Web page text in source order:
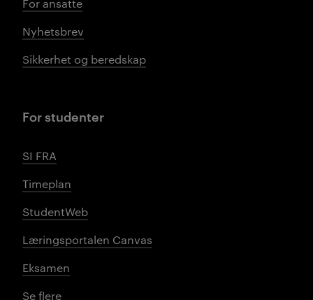
For ansatte
Nyhetsbrev
Sikkerhet og beredskap
For studenter
SI FRA
Timeplan
StudentWeb
Læringsportalen Canvas
Eksamen
Se flere